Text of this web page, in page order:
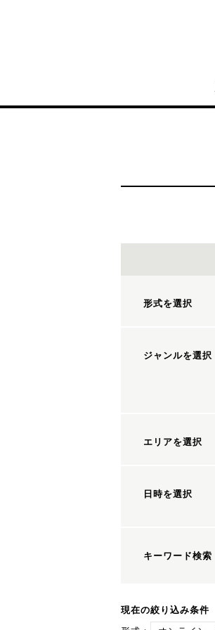
形式を選択
ジャンルを選択
エリアを選択
日時を選択
キーワード検索
現在の絞り込み条件